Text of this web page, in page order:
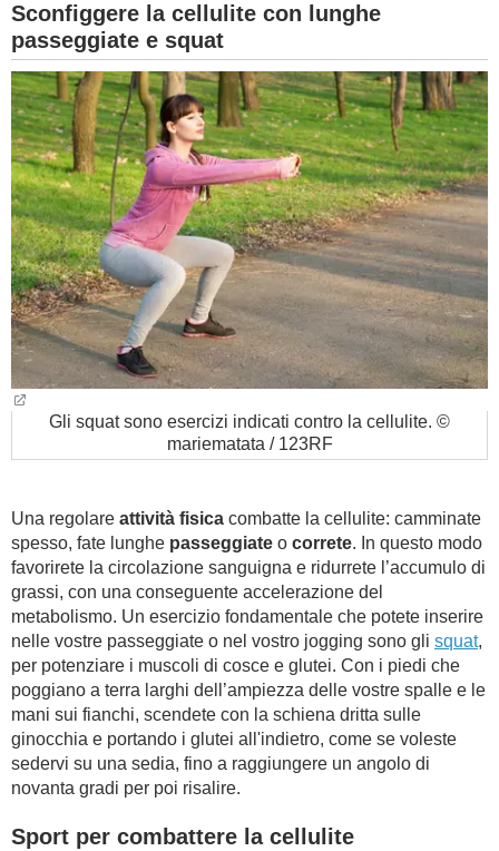
Sconfiggere la cellulite con lunghe
passeggiate e squat
Gli squat sono esercizi indicati contro la cellulite. ©
mariematata / 123RF
Una regolare attività fisica combatte la cellulite: camminate
spesso, fate lunghe passeggiate o correte. In questo modo
favorirete la circolazione sanguigna e ridurrete l’accumulo di
grassi, con una conseguente accelerazione del
metabolismo. Un esercizio fondamentale che potete inserire
nelle vostre passeggiate o nel vostro jogging sono gli squat,
per potenziare i muscoli di cosce e glutei. Con i piedi che
poggiano a terra larghi dell’ampiezza delle vostre spalle e le
mani sui fianchi, scendete con la schiena dritta sulle
ginocchia e portando i glutei all'indietro, come se voleste
sedervi su una sedia, fino a raggiungere un angolo di
novanta gradi per poi risalire.
Sport per combattere la cellulite